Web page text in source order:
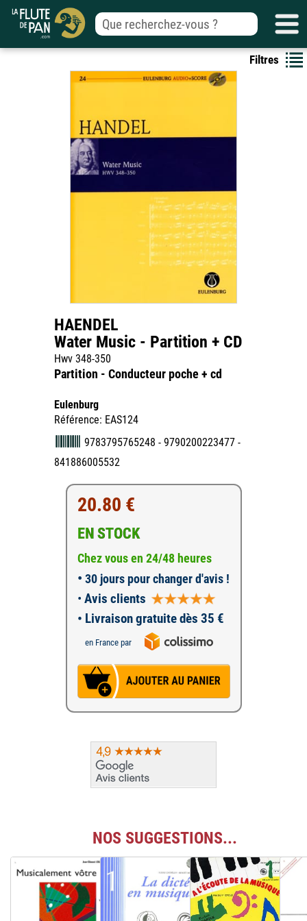
Filtres
HAENDEL
Water Music - Partition + CD
Hwv 348-350
Partition - Conducteur poche + cd
Eulenburg
Référence: EAS124
9783795765248 - 9790200223477 -
841886005532
20.80 €
EN STOCK
Chez vous en 24/48 heures
• 30 jours pour changer d'avis !
• Avis clients
• Livraison gratuite dès 35 €
en France par
NOS SUGGESTIONS...